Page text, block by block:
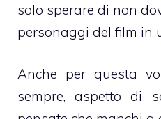
solo sperare di non
personaggi del film in
Anche per questa
sempre, aspetto di